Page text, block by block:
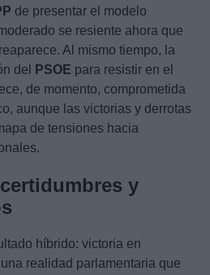
de presentar el modelo
se resiente ahora que
Al mismo tiempo, la
del
PSOE para resistir en el
de momento, comprometida
aunque las victorias y derrotas
de tensiones hacia
y
híbrido: victoria en
realidad parlamentaria que